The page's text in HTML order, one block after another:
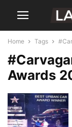
Home Tags
Awards